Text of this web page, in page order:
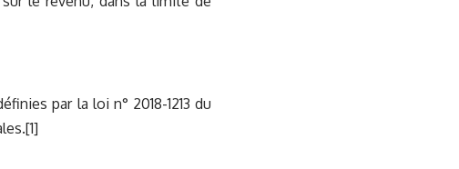
par la loi n° 2018-1213 du
[1]